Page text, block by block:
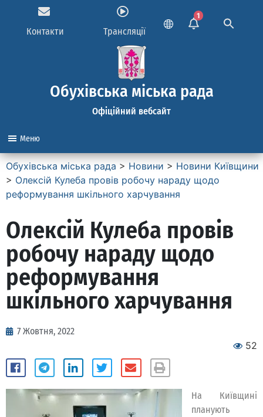
Контакти Трансляції
1
Обухівська міська рада
Офіційний вебсайт
Меню
Обухівська міська рада > Новини > Новини Київщини
> Олексій Кулеба провів робочу нараду щодо
реформування шкільного харчування
Олексій Кулеба провів
робочу нараду щодо
реформування
шкільного харчування
7 Жовтня, 2022
52
На Київщині
планують